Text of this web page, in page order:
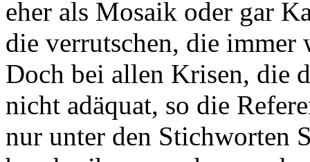
eher als Mosaik oder gar
die verrutschen, die
Doch bei allen Krisen, die
nicht adäquat, so die
nur unter den Stichworten